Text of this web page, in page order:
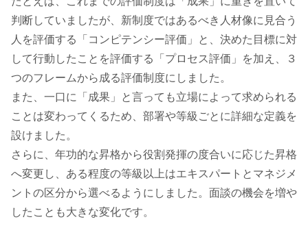
判断していましたが、新制度ではあるべき人材像に見合う
人を評価する「コンピテンシー評価」と、決めた目標に対
して行動したことを評価する「プロセス評価」を加え、３
つのフレームから成る評価制度にしました。
また、一口に「成果」と言っても立場によって求められる
ことは変わってくるため、部署や等級ごとに詳細な定義を
設けました。
さらに、年功的な昇格から役割発揮の度合いに応じた昇格
へ変更し、ある程度の等級以上はエキスパートとマネジメ
ントの区分から選べるようにしました。面談の機会を増や
したことも大きな変化です。